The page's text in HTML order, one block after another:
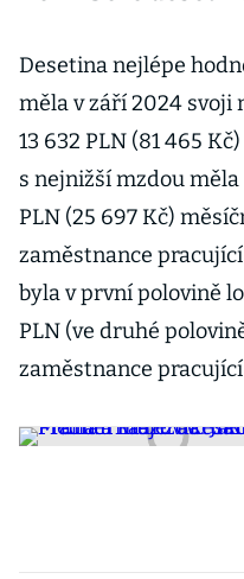
Desetina nejlépe
měla v září 2024 svoji
13 632 PLN (81 465
s nejnižší mzdou
PLN (25 697 Kč)
zaměstnance
byla v první polovině
PLN (ve druhé
zaměstnance